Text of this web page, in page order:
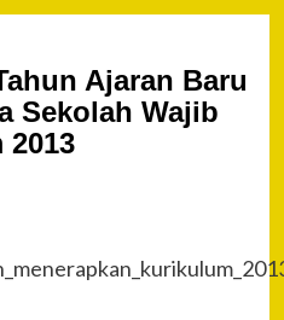
Ajaran Baru
Sekolah Wajib